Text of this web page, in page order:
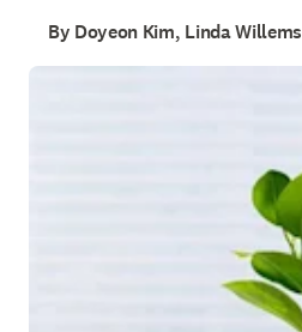
By Doyeon Kim, Linda Willems